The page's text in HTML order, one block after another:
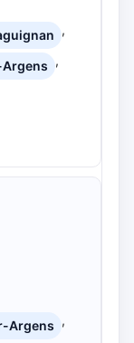
,
,
Argens ,